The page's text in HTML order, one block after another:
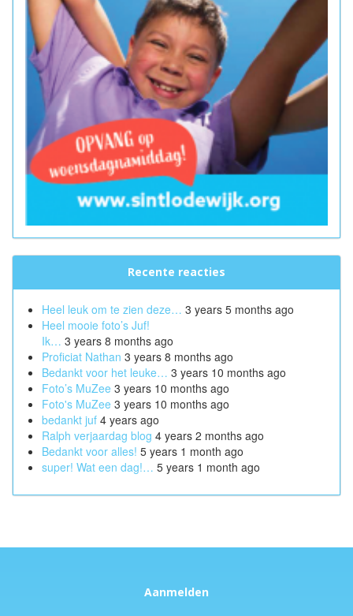
Recente reacties
Heel leuk om te zien deze… 3 years 5 months ago
Heel mooie foto’s Juf!
Ik… 3 years 8 months ago
Proficiat Nathan 3 years 8 months ago
Bedankt voor het leuke… 3 years 10 months ago
Foto’s MuZee 3 years 10 months ago
Foto's MuZee 3 years 10 months ago
bedankt juf 4 years ago
Ralph verjaardag blog 4 years 2 months ago
Bedankt voor alles! 5 years 1 month ago
super! Wat een dag!… 5 years 1 month ago
Aanmelden